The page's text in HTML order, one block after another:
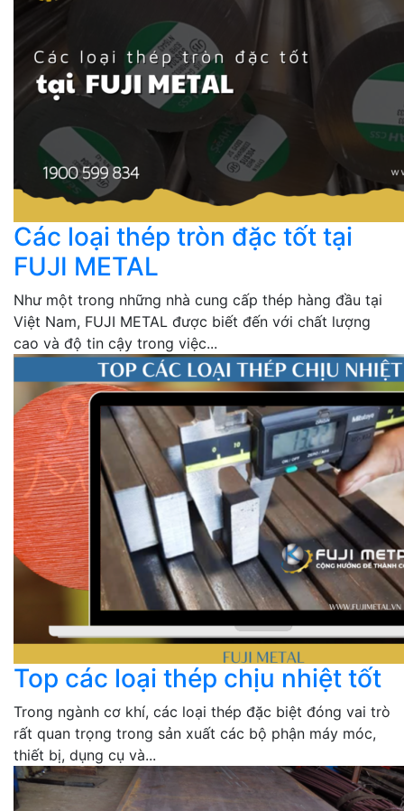
Các loại thép tròn đặc tốt tại
FUJI METAL
Như một trong những nhà cung cấp thép hàng đầu tại
Việt Nam, FUJI METAL được biết đến với chất lượng
cao và độ tin cậy trong việc...
Top các loại thép chịu nhiệt tốt
Trong ngành cơ khí, các loại thép đặc biệt đóng vai trò
rất quan trọng trong sản xuất các bộ phận máy móc,
thiết bị, dụng cụ và...